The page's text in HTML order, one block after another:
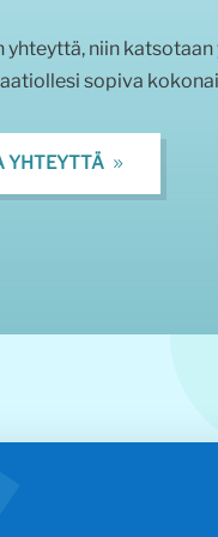
yhteyttä, niin katsotaan
sopiva
YHTEYTTÄ